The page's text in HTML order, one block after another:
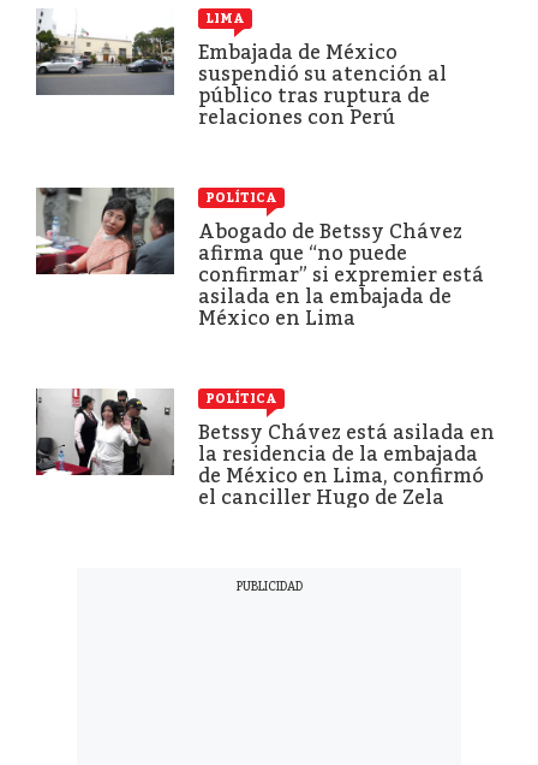
LIMA
Embajada de México
suspendió su atención al
público tras ruptura de
relaciones con Perú
POLÍTICA
Abogado de Betssy Chávez
afirma que “no puede
confirmar” si expremier está
asilada en la embajada de
México en Lima
POLÍTICA
Betssy Chávez está asilada en
la residencia de la embajada
de México en Lima, confirmó
el canciller Hugo de Zela